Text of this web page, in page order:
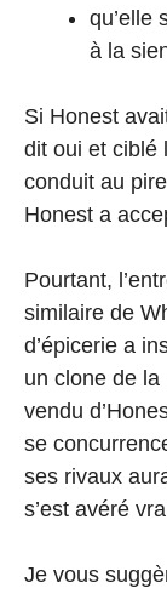
qu’elle
à la
Si Honest
dit oui et ciblé
conduit au
Honest a
Pourtant,
similaire de
d’épicerie a
un clone de
vendu
se
ses rivaux
s’est avéré
Je vous